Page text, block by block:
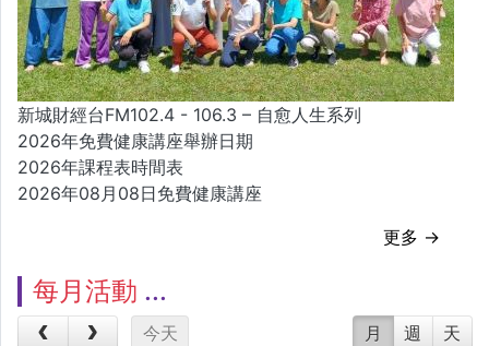
新城財經台FM102.4 - 106.3 – 自愈人生系列
2026年免費健康講座舉辦日期
2026年課程表時間表
2026年08月08日免費健康講座
更多 →
每月活動
今天 月 週 天